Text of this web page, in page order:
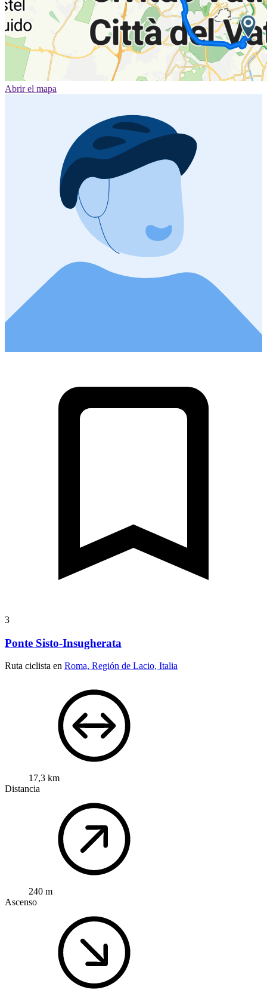
Abrir el mapa
3
Ponte Sisto-Insugherata
Ruta ciclista en Roma, Región de Lacio, Italia
17,3 km
Distancia
240 m
Ascenso